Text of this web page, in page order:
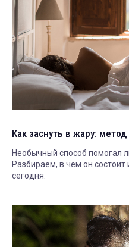
Как заснуть в жару:
Необычный способ помогал
Разбираем, в чем он
сегодня.